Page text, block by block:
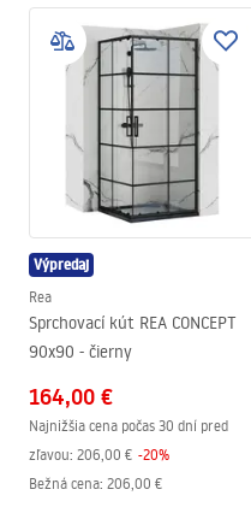
Výpredaj
Rea
Sprchovací kút REA CONCEPT
90x90 - čierny
164,00 €
Najnižšia cena počas 30 dní pred
zľavou: 206,00 € -20%
Bežná cena: 206,00 €